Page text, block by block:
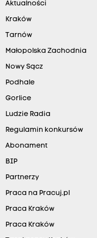
Aktualności
Kraków
Tarnów
Małopolska Zachodnia
Nowy Sącz
Podhale
Gorlice
Ludzie Radia
Regulamin konkursów
Abonament
BIP
Partnerzy
Praca na Pracuj.pl
Praca Kraków
Praca Kraków